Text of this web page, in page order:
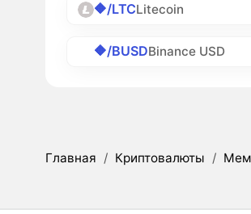
🔶/LTCLitecoin
🔶/BUSDBinance USD
Главная / Криптовалюты /